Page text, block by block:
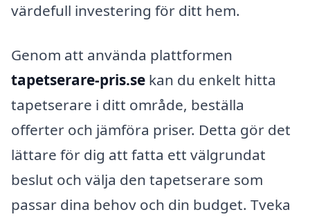
värdefull investering för ditt hem.
Genom att använda plattformen
tapetserare-pris.se kan du enkelt hitta
tapetserare i ditt område, beställa
offerter och jämföra priser. Detta gör det
lättare för dig att fatta ett välgrundat
beslut och välja den tapetserare som
passar dina behov och din budget. Tveka